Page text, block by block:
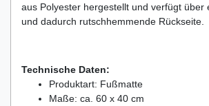
aus Polyester hergestellt und verfügt über
und dadurch rutschhemmende Rückseite.
Technische Daten:
Produktart: Fußmatte
Maße: ca. 60 x 40 cm